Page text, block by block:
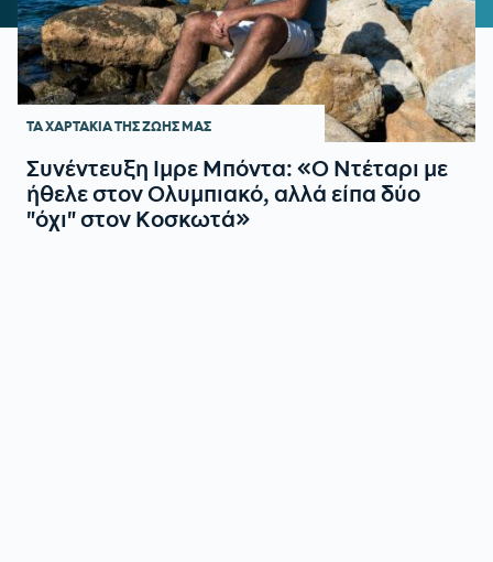
ΤΑ ΧΑΡΤΑΚΙΑ ΤΗΣ ΖΩΗΣ ΜΑΣ
Συνέντευξη Ιμρε Μπόντα: «Ο Ντέταρι με
ήθελε στον Ολυμπιακό, αλλά είπα δύο
"όχι" στον Κοσκωτά»